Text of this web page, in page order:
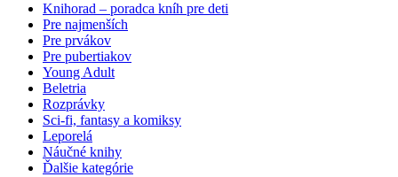
Knihorad – poradca kníh pre deti
Pre najmenších
Pre prvákov
Pre pubertiakov
Young Adult
Beletria
Rozprávky
Sci-fi, fantasy a komiksy
Leporelá
Náučné knihy
Ďalšie kategórie